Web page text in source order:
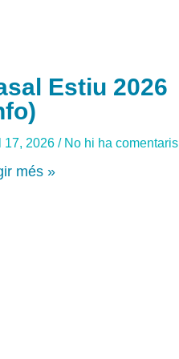
Estiu 2026
17, 2026 No hi ha comentaris
més »